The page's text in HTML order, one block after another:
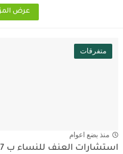
عرض
متفرقات
منذ بضع اعوام
استشارات